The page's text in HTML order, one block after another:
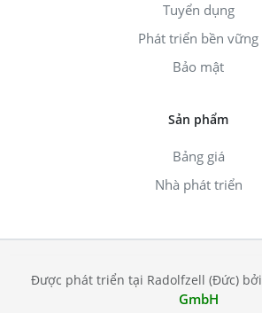
Tuyển dụng
Phát triển bền vững
Bảo mật
Sản phẩm
Bảng giá
Nhà phát triển
Được phát triển tại Radolfzell (Đức) bởi
GmbH